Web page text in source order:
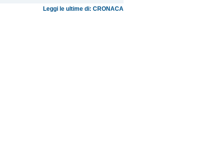
Leggi le ultime di: CRONACA